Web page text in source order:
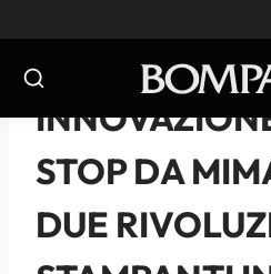
al
contenuto
NOTIZIE 2012
STOP DA
DUE